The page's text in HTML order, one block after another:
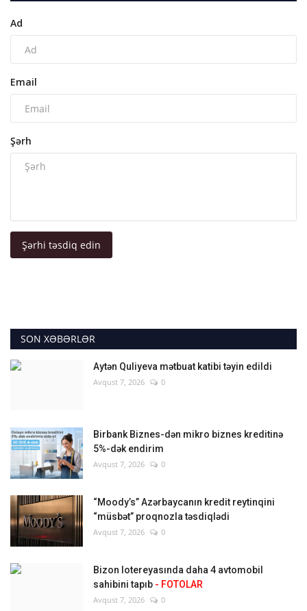
Ad
Email
Şərh
Şərhi təsdiq edin
SON XƏBƏRLƏR
Aytən Quliyeva mətbuat katibi təyin edildi
Avqust 7, 2026 0
Birbank Biznes-dən mikro biznes kreditinə
5%-dək endirim
Avqust 7, 2026 0
“Moody’s” Azərbaycanın kredit reytinqini
“müsbət” proqnozla təsdiqlədi
Avqust 7, 2026 0
Bizon lotereyasında daha 4 avtomobil
sahibini tapıb - FOTOLAR
Avqust 7, 2026 0